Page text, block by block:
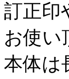
訂正印
お使い
本体は